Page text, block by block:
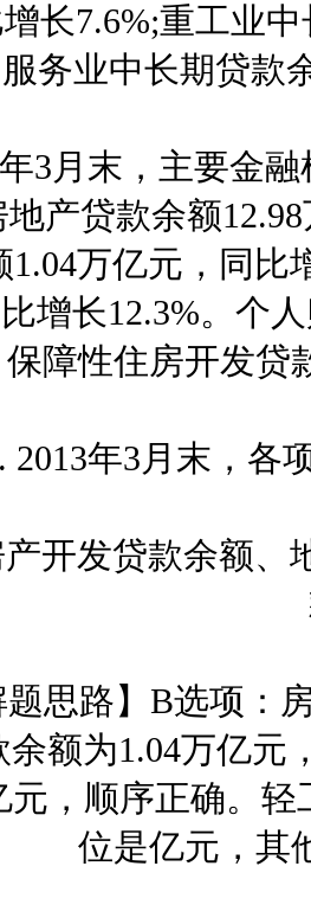
长7.6%;重工业
务业中长期贷款
月末，主要金融
地产贷款余额
1.04万亿元，同比
增长12.3%。个
保障性住房开发贷
年3月末，各
发贷款余额、
路】B选项：房
余额为1.04万亿元
元，顺序正确。
位是亿元，其